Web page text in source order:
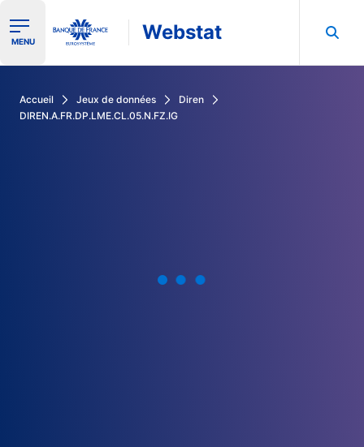
Ouvrir le menu de navigation
MENU Webstat
Accueil Jeux de données
Diren
DIREN.A.FR.DP.LME.CL.05.N.FZ.IG